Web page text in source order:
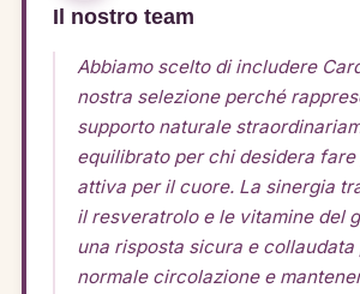
Il nostro team
Abbiamo scelto di includere
nostra selezione perché
supporto naturale
equilibrato per chi desidera
attiva per il cuore. La sinergia
il resveratrolo e le vitamine del
una risposta sicura e
normale circolazione e